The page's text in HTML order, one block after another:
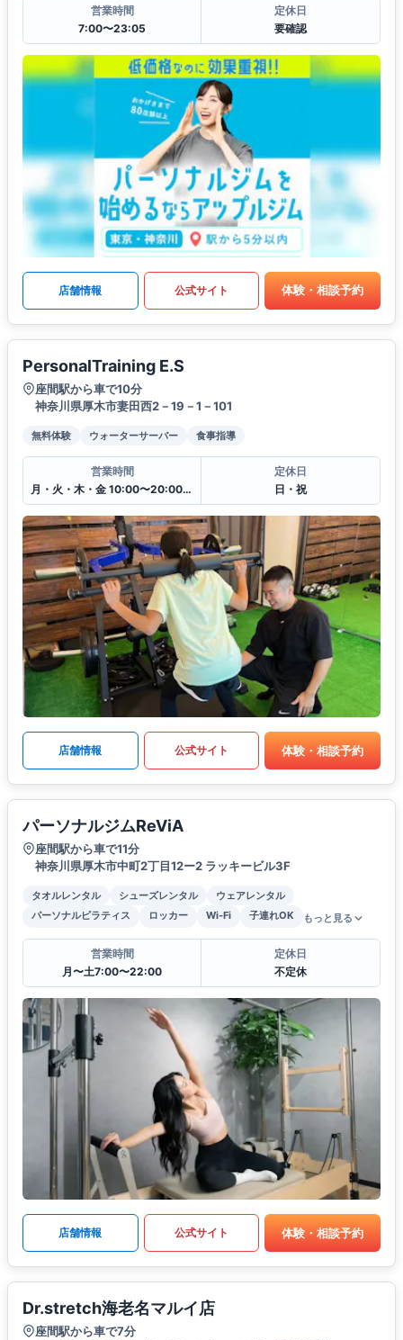
営業時間
7:00〜23:05
定休日
要確認
店舗情報 公式サイト 体験・相談予約
PersonalTraining E.S
座間駅から車で10分
神奈川県厚木市妻田西2－19－1－101
無料体験 ウォーターサーバー 食事指導
営業時間
月・火・木・金 10:00〜20:00(最終受付時間19:00)
定休日
日・祝
店舗情報 公式サイト 体験・相談予約
パーソナルジムReViA
座間駅から車で11分
神奈川県厚木市中町2丁目12ー2 ラッキービル3F
タオルレンタル シューズレンタル
ウェアレンタル
パーソナルピラティス
ロッカー Wi-Fi 子連れOK もっと見る
営業時間
月〜土7:00〜22:00
定休日
不定休
店舗情報 公式サイト 体験・相談予約
Dr.stretch海老名マルイ店
座間駅から車で7分